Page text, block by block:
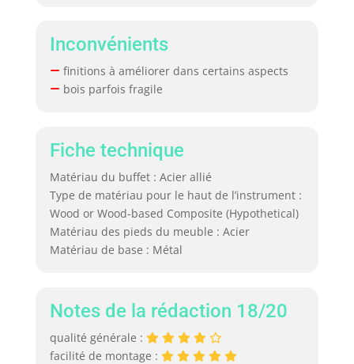
Inconvénients
finitions à améliorer dans certains aspects
bois parfois fragile
Fiche technique
Matériau du buffet : Acier allié
Type de matériau pour le haut de l’instrument :
Wood or Wood-based Composite (Hypothetical)
Matériau des pieds du meuble : Acier
Matériau de base : Métal
Notes de la rédaction 18/20
qualité générale :
facilité de montage :